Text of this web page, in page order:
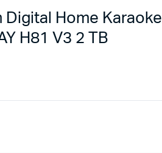
Digital Home Karaoke
H81 V3 2 TB